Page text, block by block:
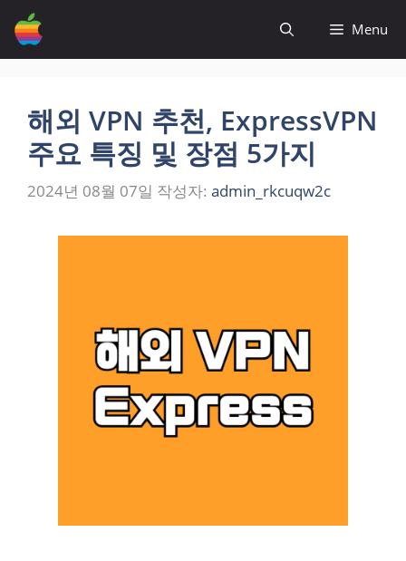
츠
Menu
해외 VPN 추천, ExpressVPN
주요 특징 및 장점 5가지
2024년 08월 07일 작성자: admin_rkcuqw2c